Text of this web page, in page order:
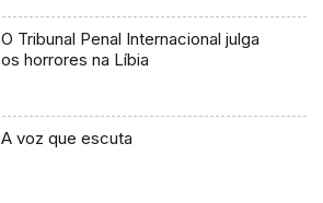
O Tribunal Penal Internacional julga
os horrores na Líbia
A voz que escuta